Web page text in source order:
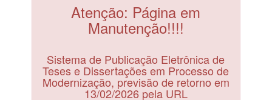
Atenção: Página em
Manutenção!!!!
Sistema de Publicação Eletrônica de
Teses e Dissertações em Processo de
Modernização, previsão de retorno em
13/02/2026 pela URL